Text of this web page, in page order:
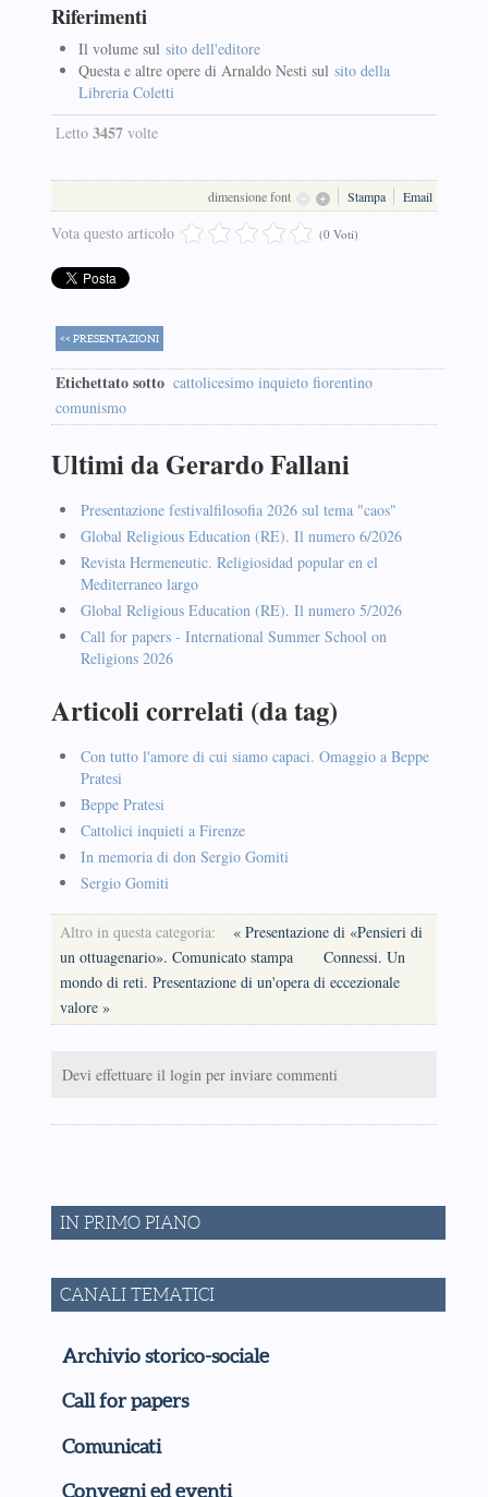
Riferimenti
Il volume sul sito dell'editore
Questa e altre opere di Arnaldo Nesti sul sito della
Libreria Coletti
Letto 3457volte
dimensione font Stampa Email
Vota questo articolo (0 Voti)
<< PRESENTAZIONI
Etichettato sotto cattolicesimo inquieto fiorentino
comunismo
Ultimi da Gerardo Fallani
Presentazione festivalfilosofia 2026 sul tema "caos"
Global Religious Education (RE). Il numero 6/2026
Revista Hermeneutic. Religiosidad popular en el
Mediterraneo largo
Global Religious Education (RE). Il numero 5/2026
Call for papers - International Summer School on
Religions 2026
Articoli correlati (da tag)
Con tutto l'amore di cui siamo capaci. Omaggio a Beppe
Pratesi
Beppe Pratesi
Cattolici inquieti a Firenze
In memoria di don Sergio Gomiti
Sergio Gomiti
Altro in questa categoria:
« Presentazione di «Pensieri di
un ottuagenario». Comunicato stampa
Connessi. Un
mondo di reti. Presentazione di un'opera di eccezionale
valore »
Devi effettuare il login per inviare commenti
IN PRIMO PIANO
CANALI TEMATICI
Archivio storico-sociale
Call for papers
Comunicati
Convegni ed eventi